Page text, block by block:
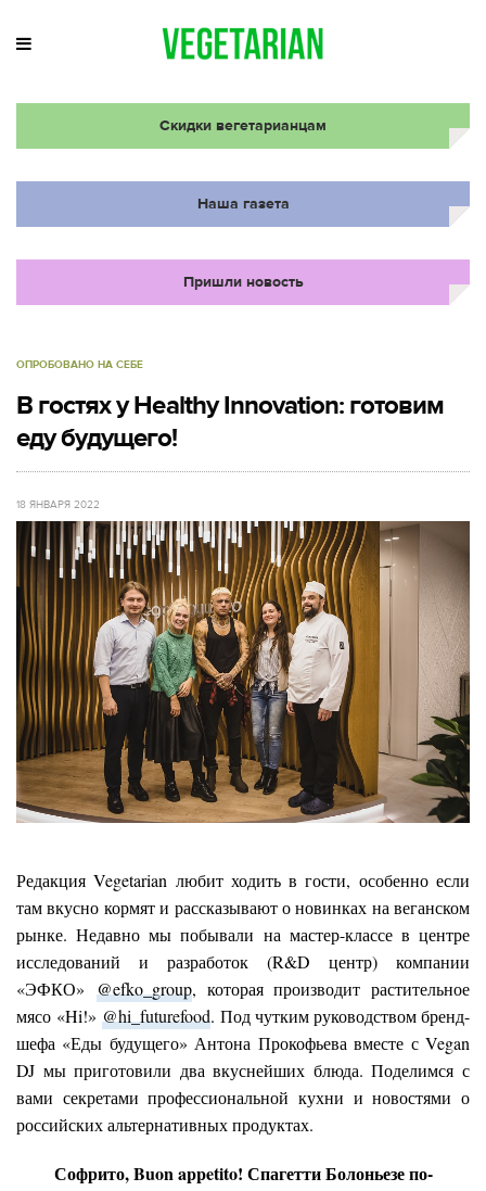
Скидки вегетарианцам
Наша газета
Пришли новость
ОПРОБОВАНО НА СЕБЕ
В гостях у Healthy Innovation: готовим
еду будущего!
18 ЯНВАРЯ 2022
Редакция Vegetarian любит ходить в гости, особенно если
там вкусно кормят и рассказывают о новинках на веганском
рынке. Недавно мы побывали на мастер-классе в центре
исследований и разработок (R&D центр) компании
«ЭФКО» @efko_group, которая производит растительное
мясо «Hi!» @hi_futurefood. Под чутким руководством бренд-
шефа «Еды будущего» Антона Прокофьева вместе с Vegan
DJ мы приготовили два вкуснейших блюда. Поделимся с
вами секретами профессиональной кухни и новостями о
российских альтернативных продуктах.
Софрито, Buon appetito! Спагетти Болоньезе по-